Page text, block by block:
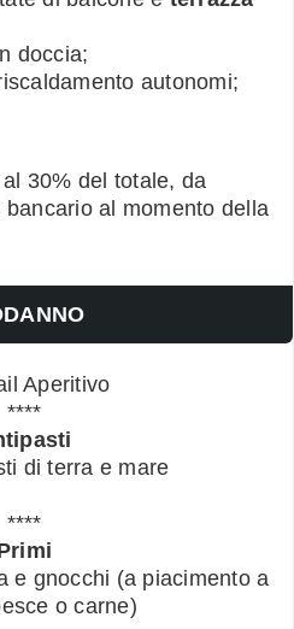
doccia;
autonomi;
30% del totale, da
al momento della
Aperitivo
****
di terra e mare
****
e gnocchi (a piacimento a
o carne)